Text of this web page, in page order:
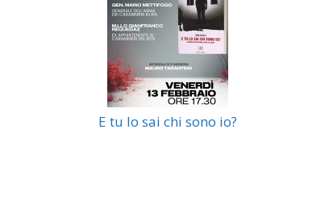
E tu lo sai chi sono io?